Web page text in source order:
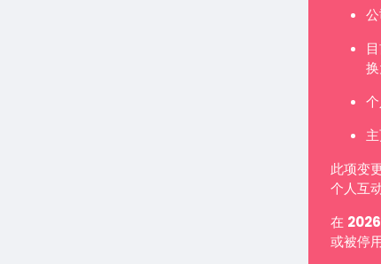
此项变
个人互
在 2026
或被停用